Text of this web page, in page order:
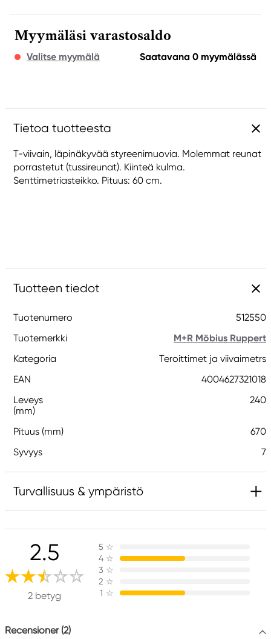
Myymäläsi varastosaldo
Valitse myymälä Saatavana 0 myymälässä
Tietoa tuotteesta
T-viivain, läpinäkyvää styreenimuovia. Molemmat reunat
porrastetut (tussireunat). Kiinteä kulma.
Senttimetriasteikko. Pituus: 60 cm.
Tuotteen tiedot
Tuotenumero
512550
Tuotemerkki
M+R Möbius Ruppert
Kategoria
Teroittimet ja viivaimetrs
EAN
4004627321018
Leveys
(mm)
240
Pituus (mm)
670
Syvyys
7
Turvallisuus & ympäristö
Vastuullinen EU
M+R Möbius Ruppert
Möbius + Ruppert GmbH & Co. KG
Wöhrmühle 2
91056 Erlangen, Germany
2.5
2 betyg
5 ☆
4 ☆
3 ☆
2 ☆
1 ☆
Recensioner (2)